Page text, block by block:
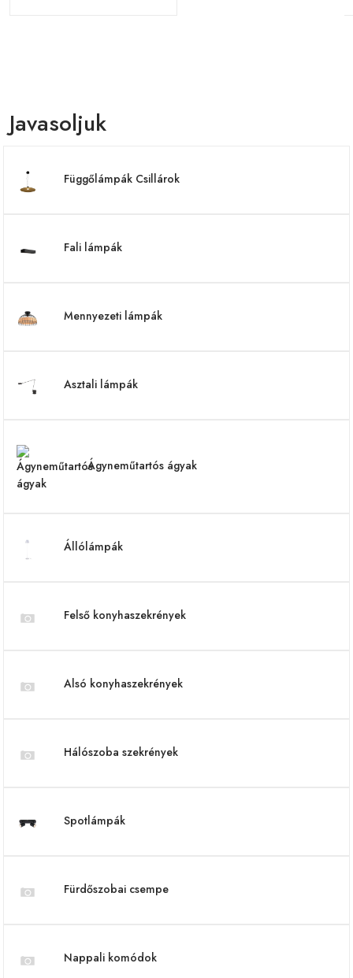
Javasoljuk
Függőlámpák Csillárok
Fali lámpák
Mennyezeti lámpák
Asztali lámpák
Ágyneműtartós ágyak
Állólámpák
Felső konyhaszekrények
Alsó konyhaszekrények
Hálószoba szekrények
Spotlámpák
Fürdőszobai csempe
Nappali komódok